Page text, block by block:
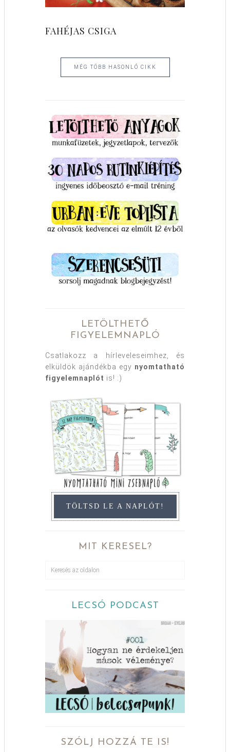
FAHÉJAS CSIGA
MÉG TÖBB HASONLÓ CIKK
LETÖLTHETŐ
FIGYELEMNAPLÓ
Csatlakozz a hírleveleseimhez, és
elküldök ajándékba egy nyomtatható
figyelemnaplót is! :)
TÖLTSD LE A NAPLÓT!
MIT KERESEL?
LECSÓ PODCAST
SZÓLJ HOZZÁ TE IS!